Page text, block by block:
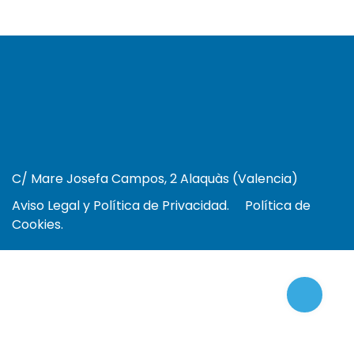
C/ Mare Josefa Campos, 2 Alaquàs (Valencia)
Aviso Legal y Política de Privacidad.
Política de
Cookies.